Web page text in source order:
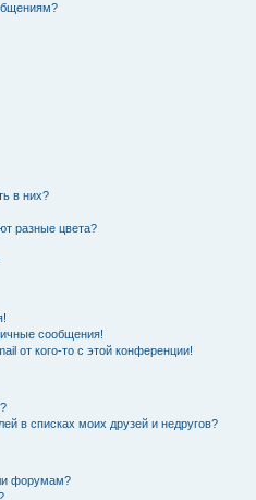
в них?
разные цвета?
сообщения!
от кого-то с этой конференции!
в списках моих друзей и недругов?
форумам?